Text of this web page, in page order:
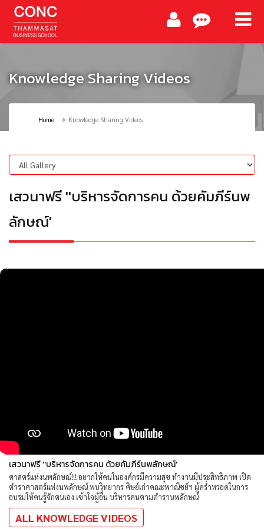
Knowledge Sharing Videos
Home Knowledge Sharing Videos
เสวนาฟรี ''บริหารจัดการคน ด้วยคัมภีร์นพ
ลักษณ์'
เสวนาฟรี ''บริหารจัดการคน ด้วยคัมภีร์นพลักษณ์'
ศาสตร์แห่งนพลักษณ์!!! อยากให้คนในองค์กรมีความสุข ทำงานมีประสิทธิภาพ เปิด
ตำราศาสตร์แห่งนพลักษณ์ พบวิทยากร ศิษย์เก่าคณะพาณิชย์ฯ ผู้คร่ำหวอดในการ
อบรมให้คนรู้จักตนเอง เข้าใจผู้อื่น บริหารคนตามตำรานพลักษณ์
ALL KNOWLEDGE VIDEOS